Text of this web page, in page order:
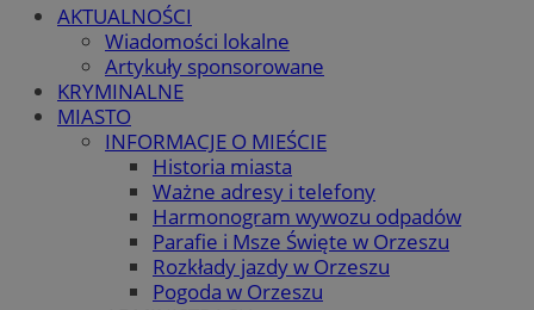
AKTUALNOŚCI
Wiadomości lokalne
Artykuły sponsorowane
KRYMINALNE
MIASTO
INFORMACJE O MIEŚCIE
Historia miasta
Ważne adresy i telefony
Harmonogram wywozu odpadów
Parafie i Msze Święte w Orzeszu
Rozkłady jazdy w Orzeszu
Pogoda w Orzeszu